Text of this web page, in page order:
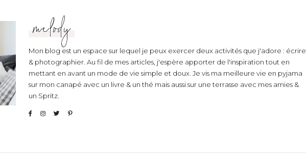
melody
Mon blog est un espace sur lequel je peux exercer deux activités que j'adore : écrire
& photographier. Au fil de mes articles, j'espère apporter de l'inspiration tout en
mettant en avant un mode de vie simple et doux. Je vis ma meilleure vie en pyjama
sur mon canapé avec un livre & un thé mais aussi sur une terrasse avec mes amies &
un Spritz.